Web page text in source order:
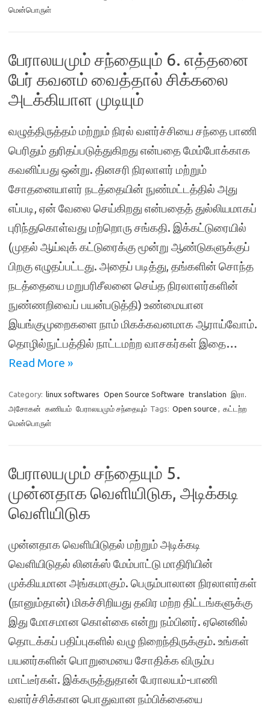
மென்பொருள்
பேராலயமும் சந்தையும் 6. எத்தனை
பேர் கவனம் வைத்தால் சிக்கலை
அடக்கியாள முடியும்
வழுத்திருத்தம் மற்றும் நிரல் வளர்ச்சியை சந்தை பாணி
பெரிதும் துரிதப்படுத்துகிறது என்பதை மேம்போக்காக
கவனிப்பது ஒன்று. தினசரி நிரலாளர் மற்றும்
சோதனையாளர் நடத்தையின் நுண்மட்டத்தில் அது
எப்படி, ஏன் வேலை செய்கிறது என்பதைத் துல்லியமாகப்
புரிந்துகொள்வது மற்றொரு சங்கதி. இக்கட்டுரையில்
(முதல் ஆய்வுக் கட்டுரைக்கு மூன்று ஆண்டுகளுக்குப்
பிறகு எழுதப்பட்டது. அதைப் படித்து, தங்களின் சொந்த
நடத்தையை மறுபரிசீலனை செய்த நிரலாளர்களின்
நுண்ணறிவைப் பயன்படுத்தி) உண்மையான
இயங்குமுறைகளை நாம் மிகக்கவனமாக ஆராய்வோம்.
தொழில்நுட்பத்தில் நாட்டமற்ற வாசகர்கள் இதை…
Read More »
Category: linux softwares Open Source Software translation இரா.
அசோகன் கணியம் பேராலயமும் சந்தையும் Tags: Open source , கட்டற்ற
மென்பொருள்
பேராலயமும் சந்தையும் 5.
முன்னதாக வெளியிடுக, அடிக்கடி
வெளியிடுக
முன்னதாக வெளியிடுதல் மற்றும் அடிக்கடி
வெளியிடுதல் லினக்ஸ் மேம்பாட்டு மாதிரியின்
முக்கியமான அங்கமாகும். பெரும்பாலான நிரலாளர்கள்
(நானும்தான்) மிகச்சிறியது தவிர மற்ற திட்டங்களுக்கு
இது மோசமான கொள்கை என்று நம்பினர். ஏனெனில்
தொடக்கப் பதிப்புகளில் வழு நிறைந்திருக்கும். உங்கள்
பயனர்களின் பொறுமையை சோதிக்க விரும்ப
மாட்டீர்கள். இக்கருத்துதான் பேராலயம்-பாணி
வளர்ச்சிக்கான பொதுவான நம்பிக்கையை